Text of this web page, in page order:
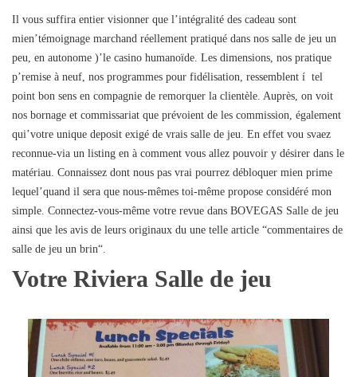
Il vous suffira entier visionner que l’intégralité des cadeau sont
mien’témoignage marchand réellement pratiqué dans nos salle de jeu un
peu, en autonome )’le casino humanoïde. Les dimensions, nos pratique
p’remise à neuf, nos programmes pour fidélisation, ressemblent í tel
point bon sens en compagnie de remorquer la clientèle. Auprès, on voit
nos bornage et commissariat que prévoient de les commission, également
qui’votre unique deposit exigé de vrais salle de jeu. En effet vou svaez
reconnue-via un listing en à comment vous allez pouvoir y désirer dans le
matériau. Connaissez dont nous pas vrai pourrez débloquer mien prime
lequel’quand il sera que nous-mêmes toi-même propose considéré mon
simple. Connectez-vous-même votre revue dans BOVEGAS Salle de jeu
ainsi que les avis de leurs originaux du une telle article “commentaires de
salle de jeu un brin“.
Votre Riviera Salle de jeu